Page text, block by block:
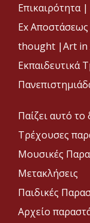
Επικαιρότητα |
Ex
thought |Art in
Εκπαιδευτικά
Παίζει αυτό το
Τρέχουσες
Μουσικές
Μετακλήσεις
Παιδικές
Αρχείο